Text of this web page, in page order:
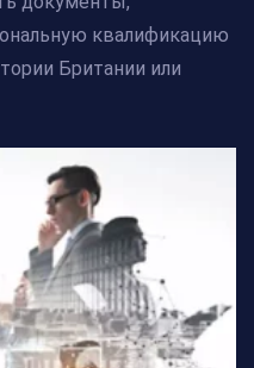
квалификацию
Британии или